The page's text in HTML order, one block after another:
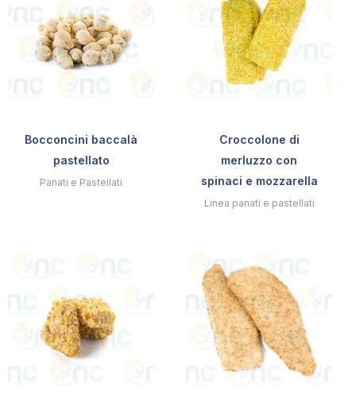
Bocconcini baccalà
pastellato
Panati e Pastellati
Croccolone di
merluzzo con
spinaci e mozzarella
Linea panati e pastellati